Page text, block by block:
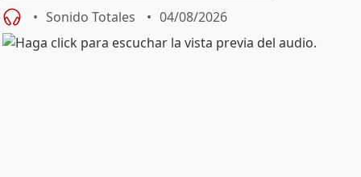
Sonido Totales 04/08/2026